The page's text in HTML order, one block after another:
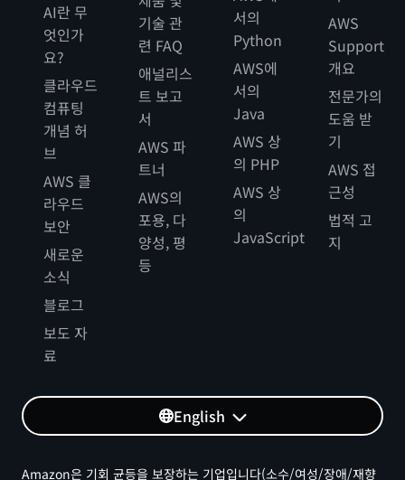
AI란 무
엇인가
요?
클라우드
컴퓨팅
개념 허
브
AWS 클
라우드
보안
새로운
소식
블로그
보도 자
료
기술 관
련 FAQ
애널리스
트 보고
서
AWS 파
트너
AWS의
포용, 다
양성, 평
등
서의
Python
AWS에
서의
Java
AWS 상
의 PHP
AWS 상
의
JavaScript
AWS
Support
개요
전문가의
도움 받
기
AWS 접
근성
법적 고
지
English
Amazon은 기회 균등을 보장하는 기업입니다(소수/여성/장애/재향